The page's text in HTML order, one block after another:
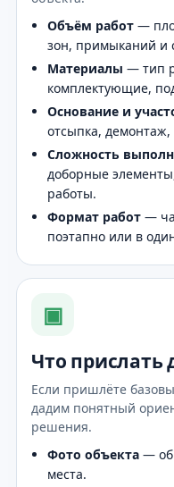
Объём работ —
зон, примыканий и
Материалы — тип
комплектующие,
Основание и
отсыпка,
Сложность
доборные
работы.
Формат работ —
поэтапно или в
▣
Что прислать
Если пришлёте
дадим понятный
решения.
Фото объекта —
места.